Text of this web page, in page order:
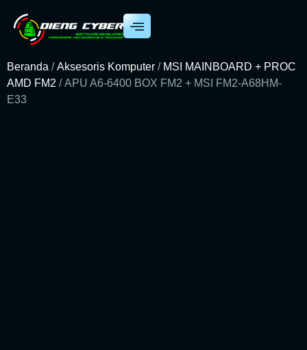
Beranda /Aksesoris Komputer / MSI MAINBOARD + PROC
AMD FM2 / APU A6-6400 BOX FM2 + MSI FM2-A68HM-
E33